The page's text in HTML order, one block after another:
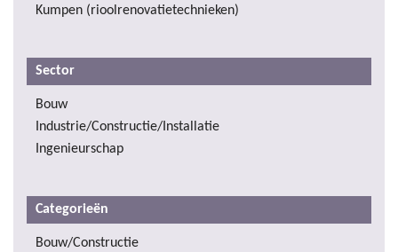
Kumpen (rioolrenovatietechnieken)
Sector
Bouw
Industrie/Constructie/Installatie
Ingenieurschap
Categorieën
Bouw/Constructie